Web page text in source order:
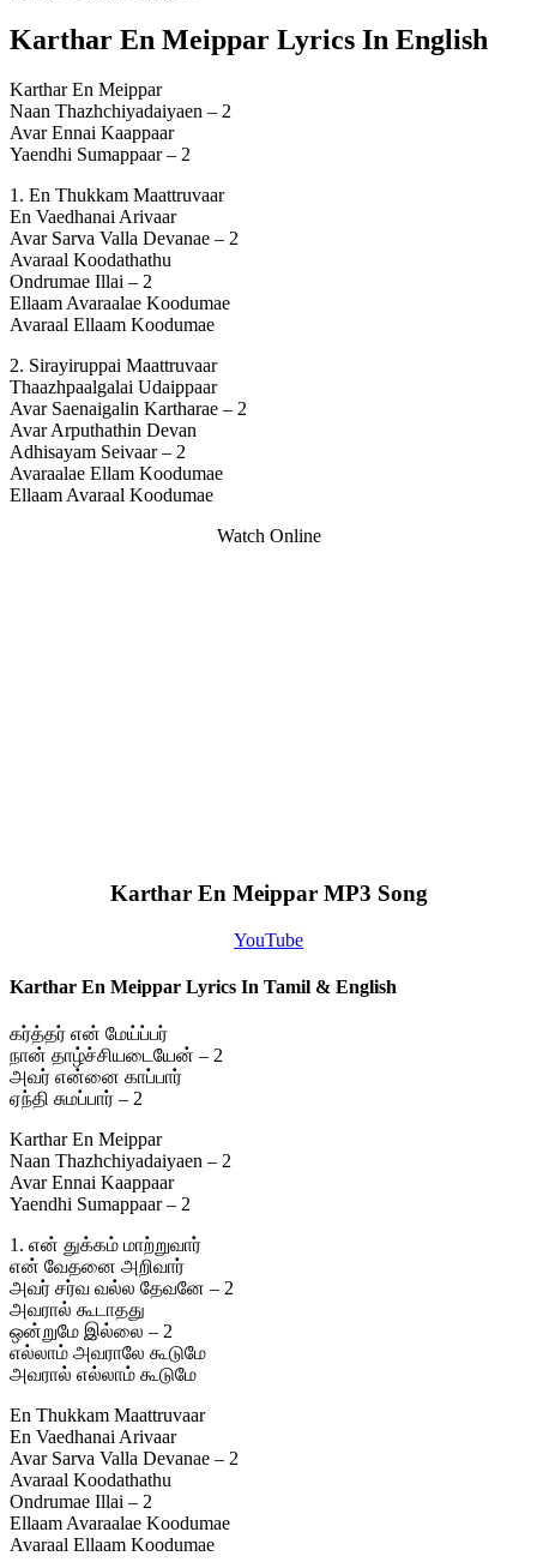
Karthar En Meippar Lyrics In English
Karthar En Meippar
Naan Thazhchiyadaiyaen – 2
Avar Ennai Kaappaar
Yaendhi Sumappaar – 2
1. En Thukkam Maattruvaar
En Vaedhanai Arivaar
Avar Sarva Valla Devanae – 2
Avaraal Koodathathu
Ondrumae Illai – 2
Ellaam Avaraalae Koodumae
Avaraal Ellaam Koodumae
2. Sirayiruppai Maattruvaar
Thaazhpaalgalai Udaippaar
Avar Saenaigalin Kartharae – 2
Avar Arputhathin Devan
Adhisayam Seivaar – 2
Avaraalae Ellam Koodumae
Ellaam Avaraal Koodumae
Watch Online
Karthar En Meippar MP3 Song
YouTube
Karthar En Meippar Lyrics In Tamil & English
கர்த்தர் என் மேய்ப்பர்
நான் தாழ்ச்சியடையேன் – 2
அவர் என்னை காப்பார்
ஏந்தி சுமப்பார் – 2
Karthar En Meippar
Naan Thazhchiyadaiyaen – 2
Avar Ennai Kaappaar
Yaendhi Sumappaar – 2
1. என் துக்கம் மாற்றுவார்
என் வேதனை அறிவார்
அவர் சர்வ வல்ல தேவனே – 2
அவரால் கூடாதது
ஒன்றுமே இல்லை – 2
எல்லாம் அவராலே கூடுமே
அவரால் எல்லாம் கூடுமே
En Thukkam Maattruvaar
En Vaedhanai Arivaar
Avar Sarva Valla Devanae – 2
Avaraal Koodathathu
Ondrumae Illai – 2
Ellaam Avaraalae Koodumae
Avaraal Ellaam Koodumae